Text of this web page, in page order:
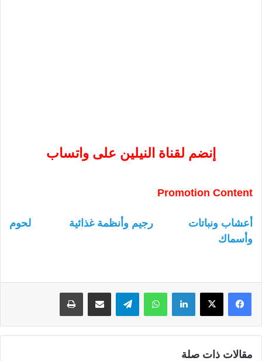
إنضم لقناة النيلين على واتساب
Promotion Content
أعشاب ونباتات رجيم وأنظمة غذائية
لحوم
وأسماك
لينكدإن واتساب
مقالات ذات صلة